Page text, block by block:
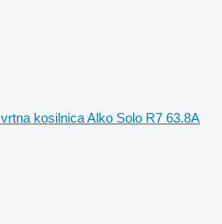
vrtna kosilnica Alko Solo R7 63.8A